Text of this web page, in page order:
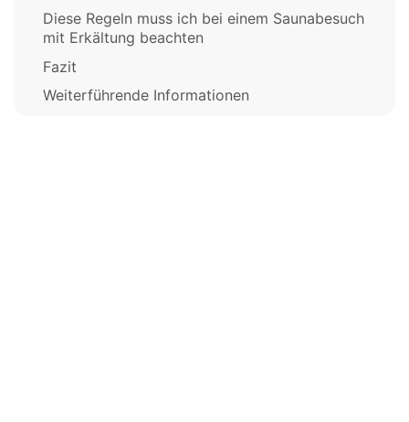
Diese Regeln muss ich bei einem Saunabesuch
mit Erkältung beachten
Fazit
Weiterführende Informationen